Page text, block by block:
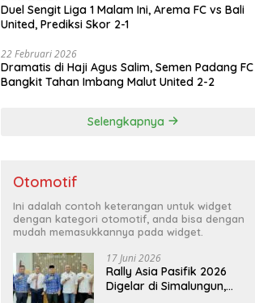
Duel Sengit Liga 1 Malam Ini, Arema FC vs Bali
United, Prediksi Skor 2-1
22 Februari 2026
Dramatis di Haji Agus Salim, Semen Padang FC
Bangkit Tahan Imbang Malut United 2-2
Selengkapnya
Otomotif
Ini adalah contoh keterangan untuk widget
dengan kategori otomotif, anda bisa dengan
mudah memasukkannya pada widget.
17 Juni 2026
Rally Asia Pasifik 2026
Digelar di Simalungun,